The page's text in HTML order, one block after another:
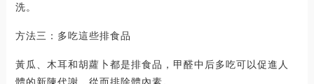
洗。
方法三：多吃這些排食品
黃瓜、木耳和胡蘿卜都是排食品，甲醛中后多吃可以促進人